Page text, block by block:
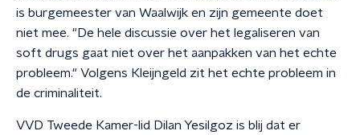
is burgemeester van Waalwijk en zijn gemeente doet
niet mee. "De hele discussie over het legaliseren van
soft drugs gaat niet over het aanpakken van het echte
probleem." Volgens Kleijngeld zit het echte probleem in
de criminaliteit.
VVD Tweede Kamer-lid Dilan Yesilgoz is blij dat er